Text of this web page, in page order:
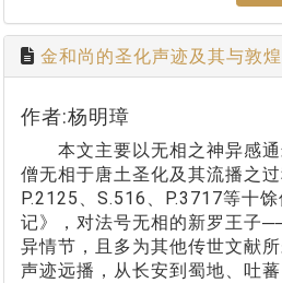
金和尚的圣化声迹及其与敦
作者:杨明璋
本文主要以无相之神异感通
僧无相于唐土圣化及其流播之
P.2125、S.516、P.3717等十
记》，对法号无相的新罗王子
异情节，且多为其他传世文献
声迹远播，从长安到蜀地、吐